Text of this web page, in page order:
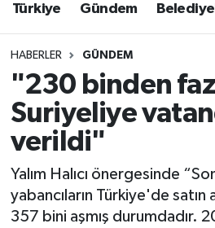
Türkiye Gündem
HABERLER GÜNDEM
"230 binden
Suriyeliye
verildi"
Yalım Halıcı önergesinde
yabancıların Türkiye'de satın
357 bini aşmış durumdadır.
Süper Lig Puan Durumu ve
Tüm Manşetler
Son Dakika Haberleri
Haber Arşivi